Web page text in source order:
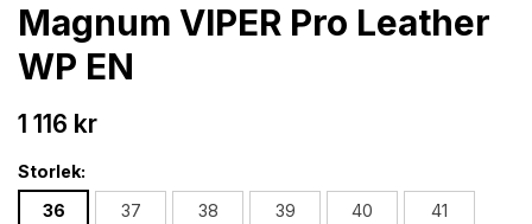
Magnum VIPER Pro Leather
WP EN
1 116 kr
Storlek:
36
37 38 39 40 41